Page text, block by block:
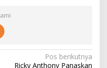
Pos berikutnya
Ricky Anthony Panaskan